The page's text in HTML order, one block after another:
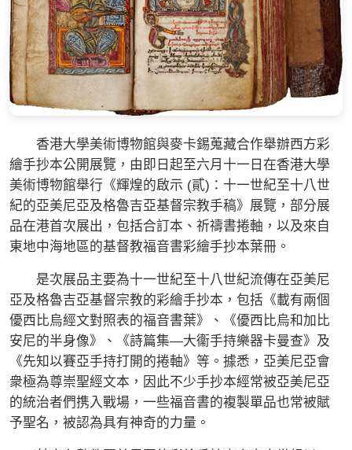
香港大學美術博物館與麥卡錫蒐藏合作舉辦西方彩
繪手抄本公開展覽，由即日起至六月十一日在香港大學
美術博物館舉行《輝煌的啟示 (貳)：十一世紀至十八世
紀的亞美尼亞及格魯吉亞基督宗教手稿》展覽，部分展
品在港首次展出，包括合訂本、祈禱書捲軸，以及來自
東地中海地區的基督教福音書彩繪手抄本葉冊。
是次展品主要為十一世紀至十八世紀流傳在亞美尼
亞及格魯吉亞基督宗教的彩繪手抄本，包括《載有兩個
優西比烏經文對照表的福音書葉》、《優西比烏和加比
安尼的半身像》、《詩篇集—大衞手持樂器卡曼查》及
《先知以賽亞手持打開的捲軸》等。據悉，亞美尼亞會
衆極為尊崇聖經文本，因此不少手抄本經常被亞美尼亞
的統治者們携入戰場，一些福音書的複製單品也常被賦
予聖名，被認為具有神奇的力量。